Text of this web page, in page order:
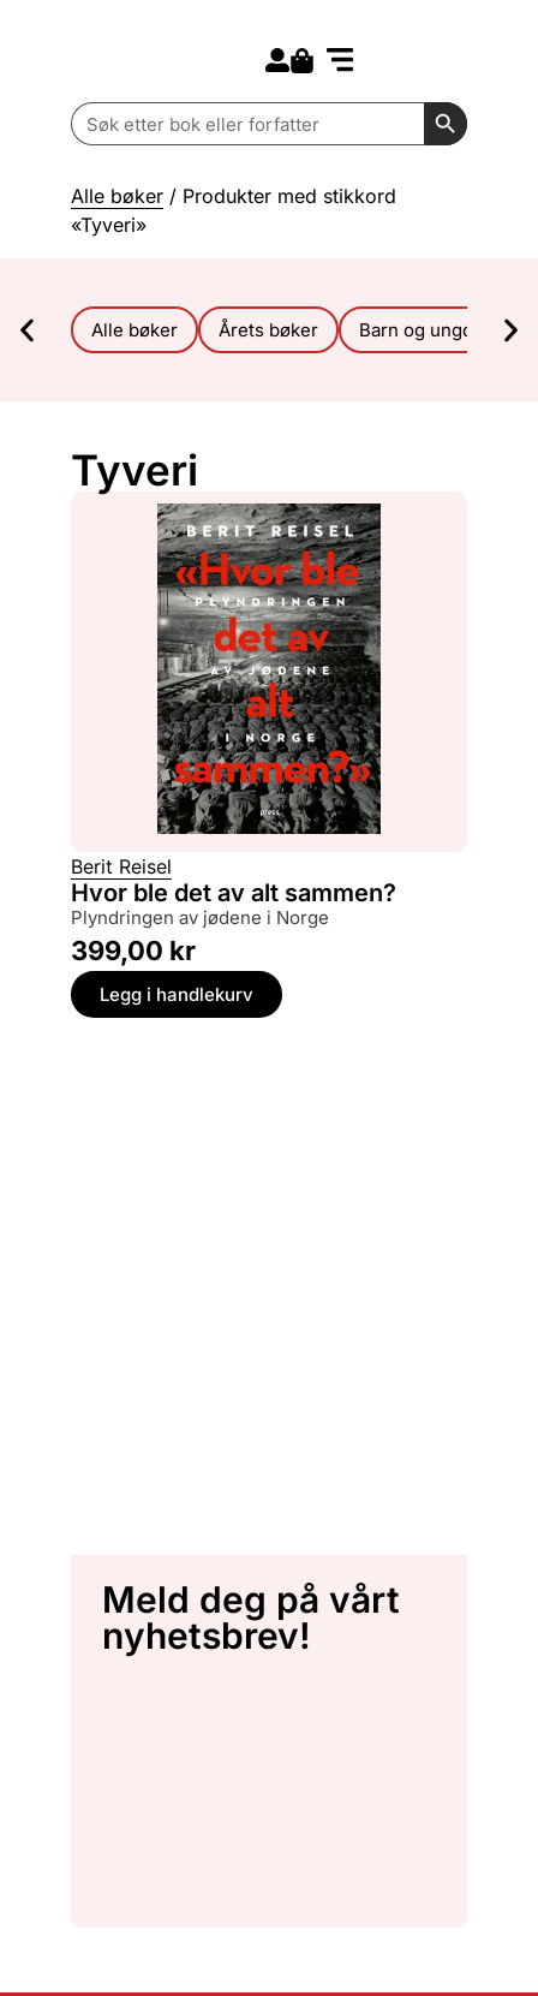
Search
for:
Search
Alle bøker / Produkter med stikkord
«Tyveri»
Alle bøker Årets bøker Barn og ungdom
Tyveri
Berit Reisel
Hvor ble det av alt sammen?
plyndringen av jødene i Norge
399,00 kr
Legg i handlekurv
Meld deg på vårt
nyhetsbrev!